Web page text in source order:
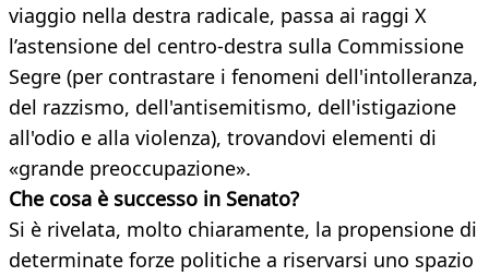
viaggio nella destra radicale, passa ai raggi X
l’astensione del centro-destra sulla Commissione
Segre (per contrastare i fenomeni dell'intolleranza,
del razzismo, dell'antisemitismo, dell'istigazione
all'odio e alla violenza), trovandovi elementi di
«grande preoccupazione».
Che cosa è successo in Senato?
Si è rivelata, molto chiaramente, la propensione di
determinate forze politiche a riservarsi uno spazio